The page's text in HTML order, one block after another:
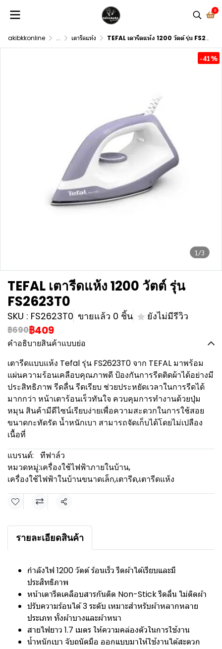
0
akibkkonline ... เตารีดแห้ง TEFAL เตารีดแห้ง 1200 วัตต์ รุ่น FS2623T0
1/3
-41%
TEFAL เตารีดแห้ง 1200 วัตต์ รุ่น
FS2623T0
SKU : FS2623T0 ขายแล้ว 0 ชิ้น ยังไม่มีรีวิว
฿690฿409
คำอธิบายสินค้าแบบย่อ
เตารีดแบบแห้ง Tefal รุ่น FS2623T0 จาก TEFAL มาพร้อม
แผ่นความร้อนเคลือบคุณภาพดี ป้องกันการรีดติดผ้าได้อย่างมี
ประสิทธิภาพ รีดลื่น รีดเรียบ ช่วยประหยัดเวลาในการรีดได้
มากกว่า หน้าเตาร้อนเร็วทันใจ ควบคุมการทำงานด้วยปุ่ม
หมุน สินค้ามีดีไซน์เรียบง่ายเพื่อความสะดวกในการใช้สอย
ขนาดกะทัดรัด น้ำหนักเบา สามารถจัดเก็บได้โดยไม่เปลือง
เนื้อที่
แบรนด์:
ทีฟาล์ว
หมวดหมู่:เครื่องใช้ไฟฟ้าภายในบ้าน,
เครื่องใช้ไฟฟ้าในบ้านขนาดเล็ก,เตารีด,เตารีดแห้ง
แชร์
รายละเอียดสินค้า
กำลังไฟ 1200 วัตต์ ร้อนเร็ว รีดผ้าได้เรียบและมี
ประสิทธิภาพ
หน้าเตารีดเคลือบสารกันติด Non-Stick รีดลื่น ไม่ติดผ้า
ปรับความร้อนได้ 3 ระดับ เหมาะสำหรับผ้าหลากหลาย
ประเภท ทั้งผ้าบางและผ้าหนา
สายไฟยาว 1.7 เมตร ให้ความคล่องตัวในการใช้งาน
น้ำหนักเบา จับถนัดมือ ออกแบบมาให้ใช้งานได้สะดวก